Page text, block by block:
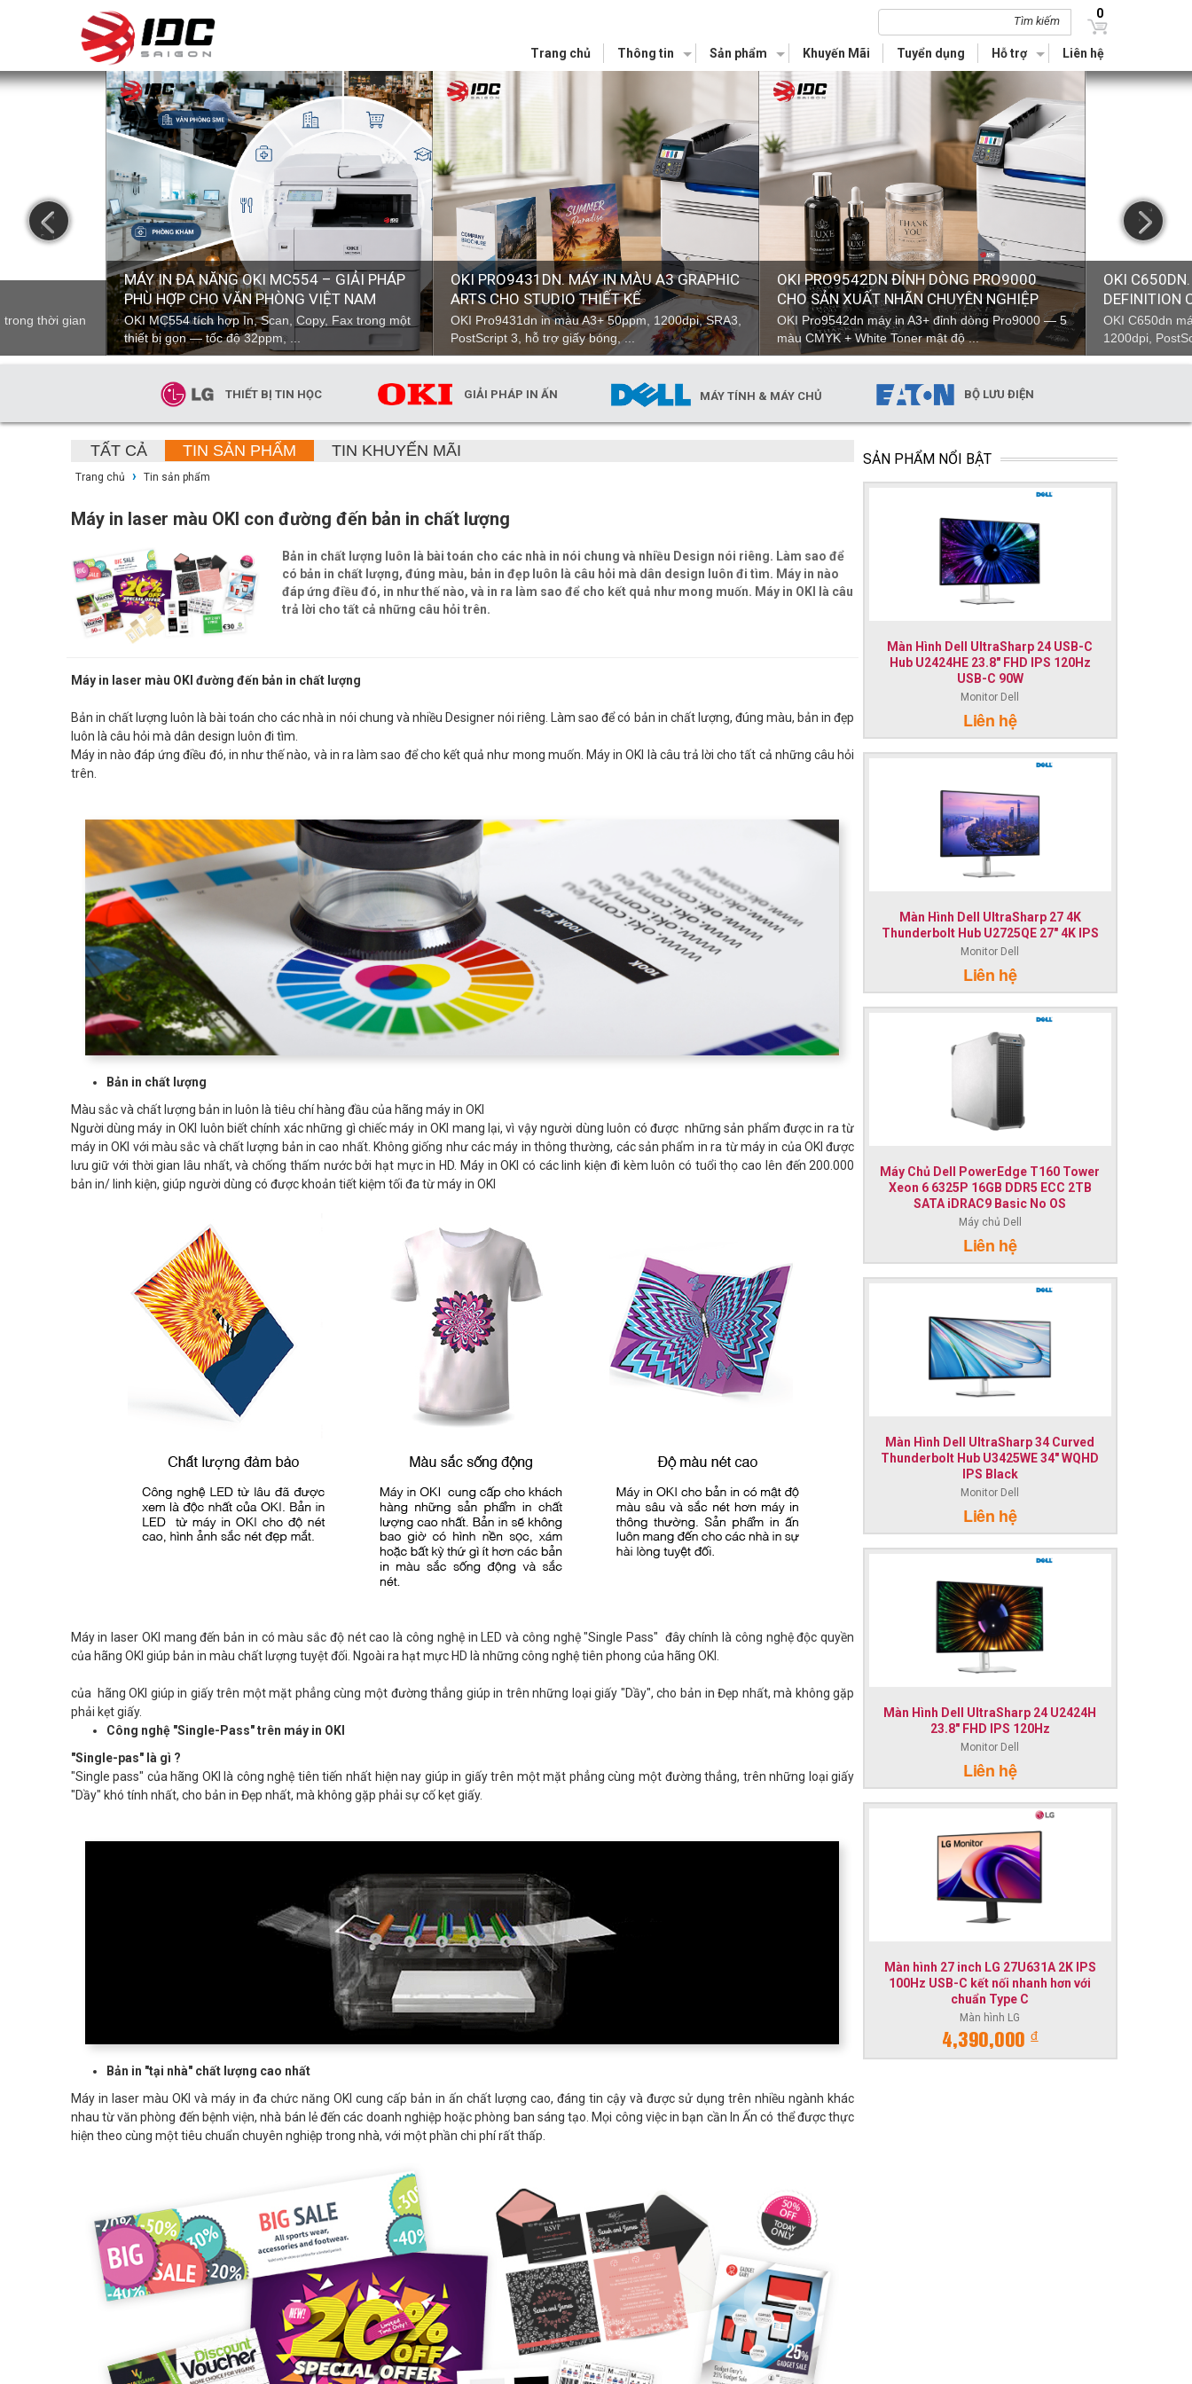
0
Tìm kiếm
Trang chủ Thông tin Sản phẩm Khuyến Mãi Tuyển dụng Hỗ trợ Liên hệ
trong thời gian
MÁY IN ĐA NĂNG OKI MC554 – GIẢI PHÁP
PHÙ HỢP CHO VĂN PHÒNG VIỆT NAM
OKI MC554 tích hợp In, Scan, Copy, Fax trong một
thiết bị gọn — tốc độ 32ppm, ...
OKI PRO9431DN. MÁY IN MÀU A3 GRAPHIC
ARTS CHO STUDIO THIẾT KẾ
OKI Pro9431dn in màu A3+ 50ppm, 1200dpi, SRA3,
PostScript 3, hỗ trợ giấy bóng, ...
OKI PRO9542DN ĐỈNH DÒNG PRO9000
CHO SẢN XUẤT NHÃN CHUYÊN NGHIỆP
OKI Pro9542dn máy in A3+ đỉnh dòng Pro9000 — 5
màu CMYK + White Toner mật độ ...
OKI
DEFINITION
OKI C650dn
1200dpi,
prev next
THIẾT BỊ TIN HỌC GIẢI PHÁP IN ẤN MÁY TÍNH & MÁY CHỦ BỘ LƯU ĐIỆN
TẤT CẢ TIN SẢN PHẨM TIN KHUYẾN MÃI
Trang chủ › Tin sản phẩm
Máy in laser màu OKI con đường đến bản in chất lượng
Bản in chất lượng luôn là bài toán cho các nhà in nói chung và nhiều Design nói riêng. Làm sao để
có bản in chất lượng, đúng màu, bản in đẹp luôn là câu hỏi mà dân design luôn đi tìm. Máy in nào
đáp ứng điều đó, in như thế nào, và in ra làm sao để cho kết quả như mong muốn. Máy in OKI là câu
trả lời cho tất cả những câu hỏi trên.
Máy in laser màu OKI đường đến bản in chất lượng
Bản in chất lượng luôn là bài toán cho các nhà in nói chung và nhiều Designer nói riêng. Làm sao để có bản in chất lượng, đúng màu, bản in đẹp
luôn là câu hỏi mà dân design luôn đi tìm.
Máy in nào đáp ứng điều đó, in như thế nào, và in ra làm sao để cho kết quả như mong muốn. Máy in OKI là câu trả lời cho tất cả những câu hỏi
trên.
Bản in chất lượng
Màu sắc và chất lượng bản in luôn là tiêu chí hàng đầu của hãng máy in OKI
Người dùng máy in OKI luôn biết chính xác những gì chiếc máy in OKI mang lại, vì vậy người dùng luôn có được những sản phẩm được in ra từ
máy in OKI với màu sắc và chất lượng bản in cao nhất. Không giống như các máy in thông thường, các sản phẩm in ra từ máy in của OKI được
lưu giữ với thời gian lâu nhất, và chống thấm nước bởi hạt mực in HD. Máy in OKI có các linh kiện đi kèm luôn có tuổi thọ cao lên đến 200.000
bản in/ linh kiện, giúp người dùng có được khoản tiết kiệm tối đa từ máy in OKI
Máy in laser OKI mang đến bản in có màu sắc độ nét cao là công nghệ in LED và công nghệ "Single Pass" đây chính là công nghệ độc quyền
của hãng OKI giúp bản in màu chất lượng tuyệt đối. Ngoài ra hạt mực HD là những công nghệ tiên phong của hãng OKI.
của hãng OKI giúp in giấy trên một mặt phẳng cùng một đường thẳng giúp in trên những loại giấy "Dầy", cho bản in Đẹp nhất, mà không gặp
phải kẹt giấy.
Công nghệ "Single-Pass" trên máy in OKI
"Single-pas" là gì ?
"Single pass" của hãng OKI là công nghệ tiên tiến nhất hiện nay giúp in giấy trên một mặt phẳng cùng một đường thẳng, trên những loại giấy
"Dầy" khó tính nhất, cho bản in Đẹp nhất, mà không gặp phải sự cố kẹt giấy.
Bản in "tại nhà" chất lượng cao nhất
Máy in laser màu OKI và máy in đa chức năng OKI cung cấp bản in ấn chất lượng cao, đáng tin cậy và được sử dụng trên nhiều ngành khác
nhau từ văn phòng đến bệnh viện, nhà bán lẻ đến các doanh nghiệp hoặc phòng ban sáng tạo. Mọi công việc in bạn cần In Ấn có thể được thực
hiện theo cùng một tiêu chuẩn chuyên nghiệp trong nhà, với một phần chi phí rất thấp.
SẢN PHẨM NỔI BẬT
Màn Hình Dell UltraSharp 24 USB-C
Hub U2424HE 23.8" FHD IPS 120Hz
USB-C 90W
Monitor Dell
Liên hệ
Màn Hình Dell UltraSharp 27 4K
Thunderbolt Hub U2725QE 27" 4K IPS
Monitor Dell
Liên hệ
Máy Chủ Dell PowerEdge T160 Tower
Xeon 6 6325P 16GB DDR5 ECC 2TB
SATA iDRAC9 Basic No OS
Máy chủ Dell
Liên hệ
Màn Hình Dell UltraSharp 34 Curved
Thunderbolt Hub U3425WE 34" WQHD
IPS Black
Monitor Dell
Liên hệ
Màn Hình Dell UltraSharp 24 U2424H
23.8" FHD IPS 120Hz
Monitor Dell
Liên hệ
Màn hình 27 inch LG 27U631A 2K IPS
100Hz USB-C kết nối nhanh hơn với
chuẩn Type C
Màn hình LG
4,390,000đ